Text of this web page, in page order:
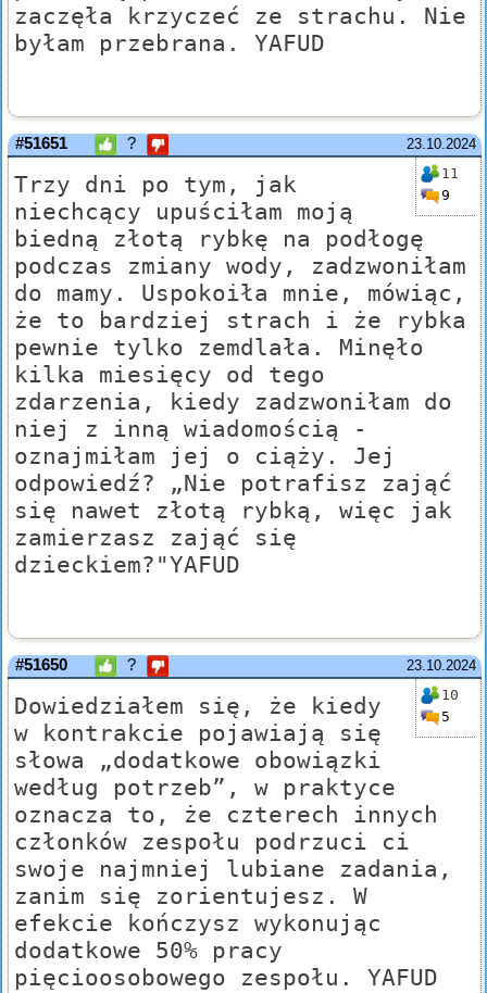
zaczęła krzyczeć ze strachu. Nie
byłam przebrana. YAFUD
23.10.2024
#51651 ?
11
9
Trzy dni po tym, jak
niechcący upuściłam moją
biedną złotą rybkę na podłogę
podczas zmiany wody, zadzwoniłam
do mamy. Uspokoiła mnie, mówiąc,
że to bardziej strach i że rybka
pewnie tylko zemdlała. Minęło
kilka miesięcy od tego
zdarzenia, kiedy zadzwoniłam do
niej z inną wiadomością -
oznajmiłam jej o ciąży. Jej
odpowiedź? „Nie potrafisz zająć
się nawet złotą rybką, więc jak
zamierzasz zająć się
dzieckiem?"YAFUD
23.10.2024
#51650 ?
10
5
Dowiedziałem się, że kiedy
w kontrakcie pojawiają się
słowa „dodatkowe obowiązki
według potrzeb”, w praktyce
oznacza to, że czterech innych
członków zespołu podrzuci ci
swoje najmniej lubiane zadania,
zanim się zorientujesz. W
efekcie kończysz wykonując
dodatkowe 50% pracy
pięcioosobowego zespołu. YAFUD